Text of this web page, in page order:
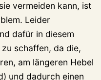
vermeiden kann, ist
Leider
dafür in diesem
schaffen, da die,
am längeren Hebel
und dadurch einen